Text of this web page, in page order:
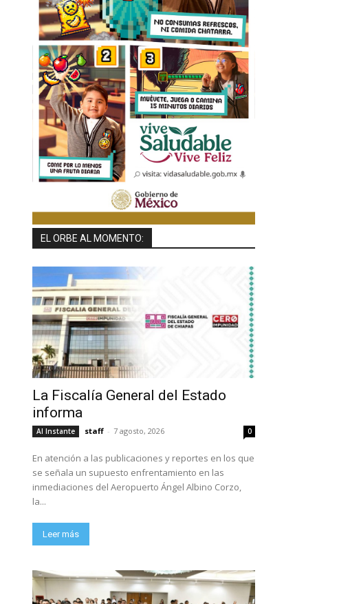
EL ORBE AL MOMENTO:
La Fiscalía General del Estado
informa
Al Instante staff - 7 agosto, 2026 0
En atención a las publicaciones y reportes en los que
se señala un supuesto enfrentamiento en las
inmediaciones del Aeropuerto Ángel Albino Corzo,
la...
Leer más